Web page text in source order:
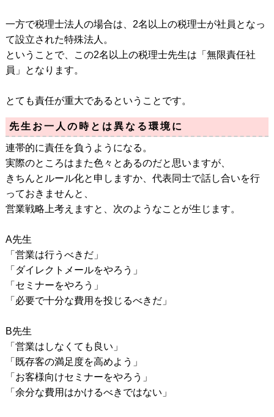
一方で税理士法人の場合は、2名以上の税理士が社員となっ
て設立された特殊法人。
ということで、この2名以上の税理士先生は「無限責任社
員」となります。
とても責任が重大であるということです。
先生お一人の時とは異なる環境に
連帯的に責任を負うようになる。
実際のところはまた色々とあるのだと思いますが、
きちんとルール化と申しますか、代表同士で話し合いを行
っておきませんと、
営業戦略上考えますと、次のようなことが生じます。
A先生
「営業は行うべきだ」
「ダイレクトメールをやろう」
「セミナーをやろう」
「必要で十分な費用を投じるべきだ」
B先生
「営業はしなくても良い」
「既存客の満足度を高めよう」
「お客様向けセミナーをやろう」
「余分な費用はかけるべきではない」